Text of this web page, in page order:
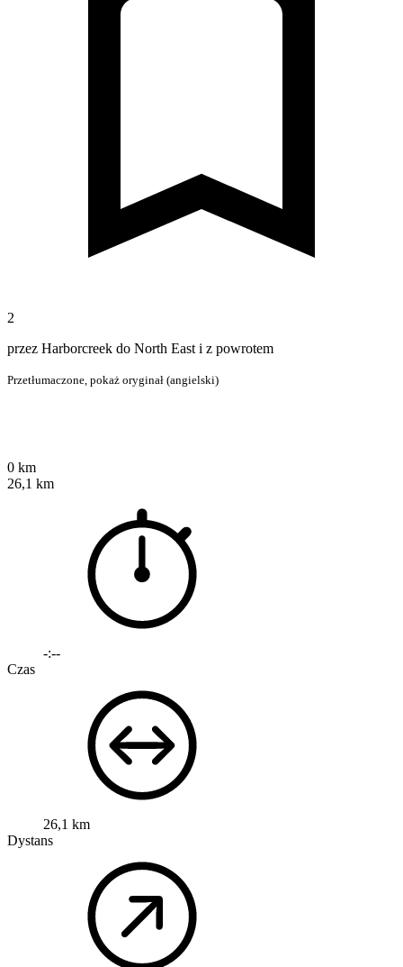
2
przez Harborcreek do North East i z powrotem
Przetłumaczone, pokaż oryginał (angielski)
0 km
26,1 km
-:--
Czas
26,1 km
Dystans